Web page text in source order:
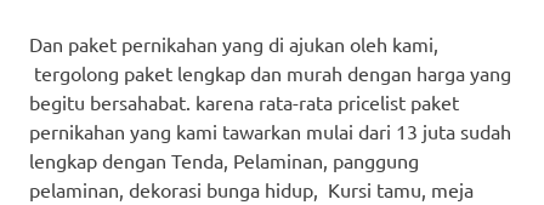
Dan paket pernikahan yang di ajukan oleh kami,
tergolong paket lengkap dan murah dengan harga yang
begitu bersahabat. karena rata-rata pricelist paket
pernikahan yang kami tawarkan mulai dari 13 juta sudah
lengkap dengan Tenda, Pelaminan, panggung
pelaminan, dekorasi bunga hidup, Kursi tamu, meja